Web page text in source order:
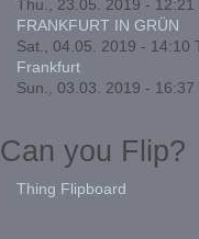
Thu., 23.05. 2019 - 12:21
FRANKFURT IN GRÜN
Sat., 04.05. 2019 - 14:10
Frankfurt
Sun., 03.03. 2019 - 16:37
Can you Flip?
Thing Flipboard